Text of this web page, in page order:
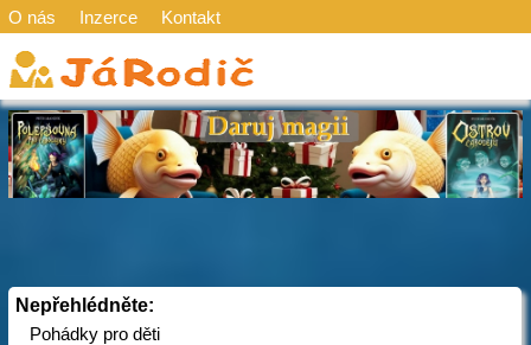
O nás Inzerce Kontakt
Nepřehlédněte:
Pohádky pro děti